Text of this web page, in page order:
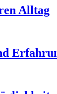
Alltag